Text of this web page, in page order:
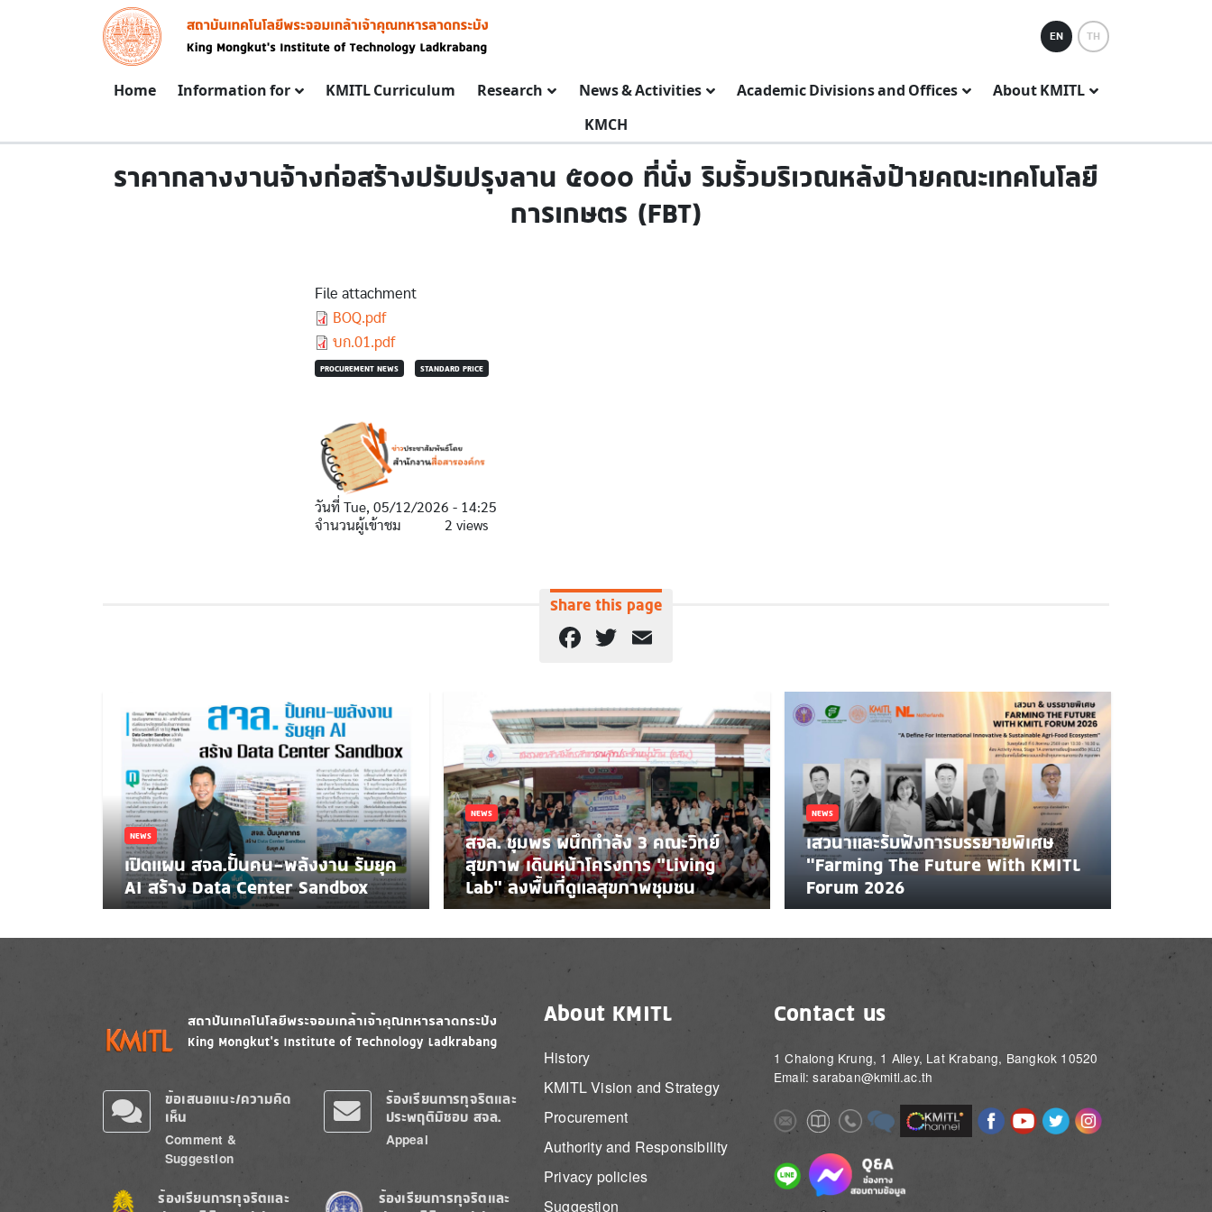
Skip to main content
Image
EN TH
Main navigation
Home Information for KMITL Curriculum Research News & Activities Academic Divisions and Offices
About KMITL
KMCH
ราคากลางงานจ้างก่อสร้างปรับปรุงลาน ๕๐๐๐ ที่นั่ง ริมรั้วบริเวณหลังป้ายคณะเทคโนโลยี
การเกษตร (FBT)
File attachment
Document
BOQ.pdf
Document
บก.01.pdf
PROCUREMENT NEWS STANDARD PRICE
วันที่Tue, 05/12/2026 - 14:25
จำนวนผู้เข้าชม
2 views
Share this page
Facebook
Twitter
NEWS
เปิดแผน สจล.ปั้นคน-พลังงาน รับยุค
AI สร้าง Data Center Sandbox
NEWS
สจล. ชุมพร ผนึกกำลัง 3 คณะวิทย์
สุขภาพ เดินหน้าโครงการ “Living
Lab” ลงพื้นที่ดูแลสุขภาพชุมชน
NEWS
เสวนาและรับฟังการบรรยายพิเศษ
"Farming The Future With KMITL
Forum 2026
Image Image
ข้อเสนอแนะ/ความคิด
เห็น
Comment &
Suggestion
ร้องเรียนการทุจริตและ
ประพฤติมิชอบ สจล.
Appeal
Image
ร้องเรียนการทุจริตและ
Image
ร้องเรียนการทุจริตและ
About KMITL
History
KMITL Vision and Strategy
Procurement
Authority and Responsibility
Privacy policies
Suggestion
Contact us
1 Chalong Krung, 1 Alley, Lat Krabang, Bangkok 10520
Email: saraban@kmitl.ac.th
ImageImageImageImage Image ImageImageImageImage
Image Image